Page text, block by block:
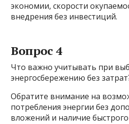
экономии, скорости
внедрения без инвестиций.
Вопрос 4
Что важно учитывать при
энергосбережению без
Обратите внимание на
потребления энергии без
вложений и наличие